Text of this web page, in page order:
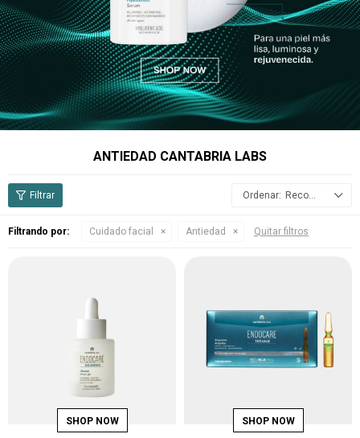
ANTIEDAD CANTABRIA LABS
Recomendados
Filtrando por: Cuidado facial Antiedad Quitar filtros